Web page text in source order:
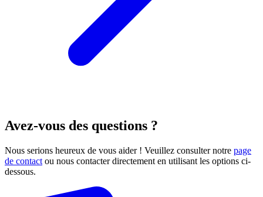
Avez-vous des questions ?
Nous serions heureux de vous aider ! Veuillez consulter notre page
de contact ou nous contacter directement en utilisant les options ci-
dessous.